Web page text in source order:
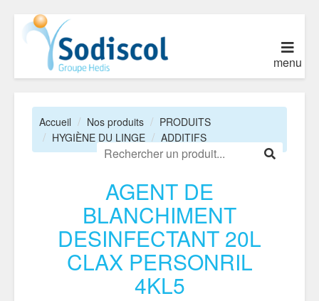
menu
Accueil Nos produits
PRODUITS
HYGIÈNE DU LINGE
ADDITIFS
AGENT DE
BLANCHIMENT
DESINFECTANT 20L
CLAX PERSONRIL
4KL5